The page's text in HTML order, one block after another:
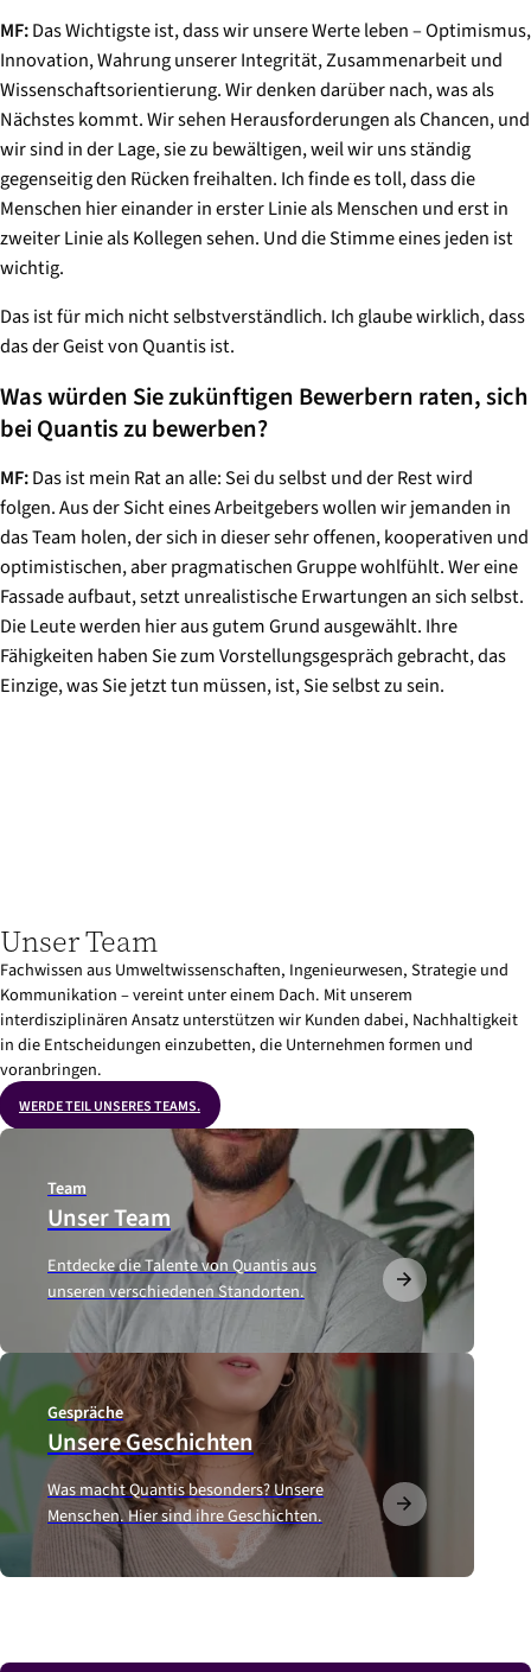
MF:Das Wichtigste ist, dass wir unsere Werte leben – Optimismus,
Innovation, Wahrung unserer Integrität, Zusammenarbeit und
Wissenschaftsorientierung. Wir denken darüber nach, was als
Nächstes kommt. Wir sehen Herausforderungen als Chancen, und
wir sind in der Lage, sie zu bewältigen, weil wir uns ständig
gegenseitig den Rücken freihalten. Ich finde es toll, dass die
Menschen hier einander in erster Linie als Menschen und erst in
zweiter Linie als Kollegen sehen. Und die Stimme eines jeden ist
wichtig.
Das ist für mich nicht selbstverständlich. Ich glaube wirklich, dass
das der Geist von Quantis ist.
Was würden Sie zukünftigen Bewerbern raten, sich
bei Quantis zu bewerben?
MF:Das ist mein Rat an alle: Sei du selbst und der Rest wird
folgen. Aus der Sicht eines Arbeitgebers wollen wir jemanden in
das Team holen, der sich in dieser sehr offenen, kooperativen und
optimistischen, aber pragmatischen Gruppe wohlfühlt. Wer eine
Fassade aufbaut, setzt unrealistische Erwartungen an sich selbst.
Die Leute werden hier aus gutem Grund ausgewählt. Ihre
Fähigkeiten haben Sie zum Vorstellungsgespräch gebracht, das
Einzige, was Sie jetzt tun müssen, ist, Sie selbst zu sein.
Unser Team
Fachwissen aus Umweltwissenschaften, Ingenieurwesen, Strategie und
Kommunikation – vereint unter einem Dach. Mit unserem
interdisziplinären Ansatz unterstützen wir Kunden dabei, Nachhaltigkeit
in die Entscheidungen einzubetten, die Unternehmen formen und
voranbringen.
WERDE TEIL UNSERES TEAMS.
Team
Unser Team
Entdecke die Talente von Quantis aus
unseren verschiedenen Standorten.
Gespräche
Unsere Geschichten
Was macht Quantis besonders? Unsere
Menschen. Hier sind ihre Geschichten.